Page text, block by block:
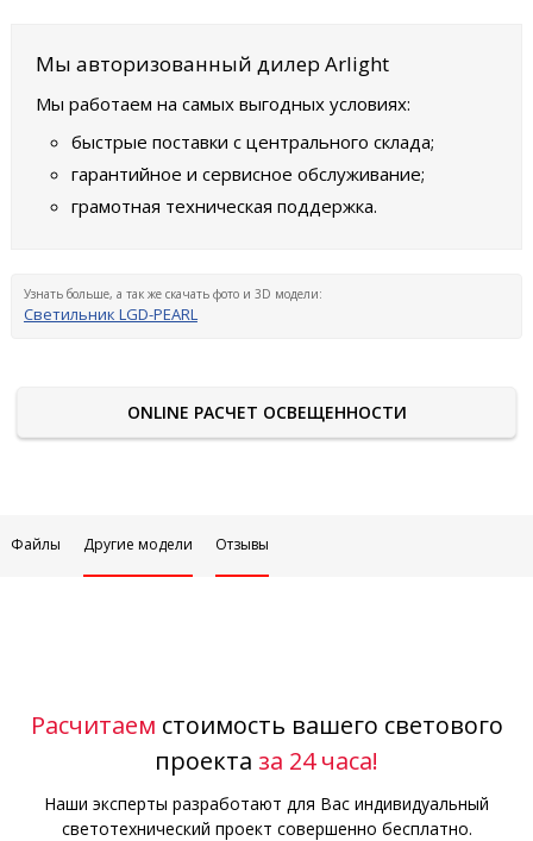
Мы авторизованный дилер Arlight
Мы работаем на самых выгодных условиях:
быстрые поставки с центрального склада;
гарантийное и сервисное обслуживание;
грамотная техническая поддержка.
Узнать больше, а так же скачать фото и 3D модели:
Светильник LGD-PEARL
ONLINE РАСЧЕТ ОСВЕЩЕННОСТИ
Файлы Другие модели Отзывы
Расчитаем стоимость вашего светового
проекта за 24 часа!
Наши эксперты разработают для Вас индивидуальный
светотехнический проект совершенно бесплатно.